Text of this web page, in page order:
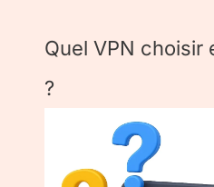
Quel VPN choisir
?